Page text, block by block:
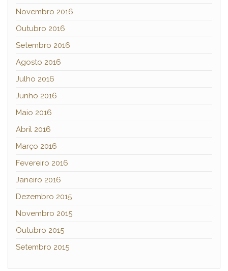
Novembro 2016
Outubro 2016
Setembro 2016
Agosto 2016
Julho 2016
Junho 2016
Maio 2016
Abril 2016
Março 2016
Fevereiro 2016
Janeiro 2016
Dezembro 2015
Novembro 2015
Outubro 2015
Setembro 2015